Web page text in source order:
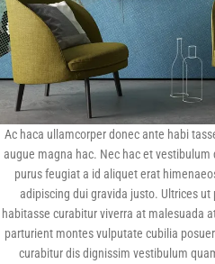
Ac haca ullamcorper donec ante habi
augue magna hac. Nec hac et
purus feugiat a id aliquet erat
adipiscing dui gravida justo. Ultrices
habitasse curabitur viverra at malesuada
parturient montes vulputate cubilia
curabitur dis dignissim vestibulum